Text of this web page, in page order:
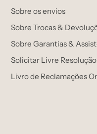
Sobre os envios
Sobre Trocas &
Sobre Garantias &
Solicitar Livre Resolução
Livro de Reclamações